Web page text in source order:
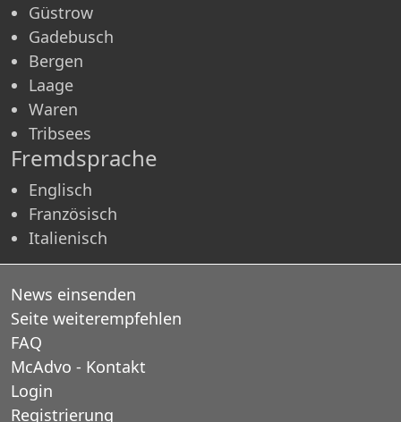
Güstrow
Gadebusch
Bergen
Laage
Waren
Tribsees
Fremdsprache
Englisch
Französisch
Italienisch
News einsenden
Seite weiterempfehlen
FAQ
McAdvo - Kontakt
Login
Registrierung